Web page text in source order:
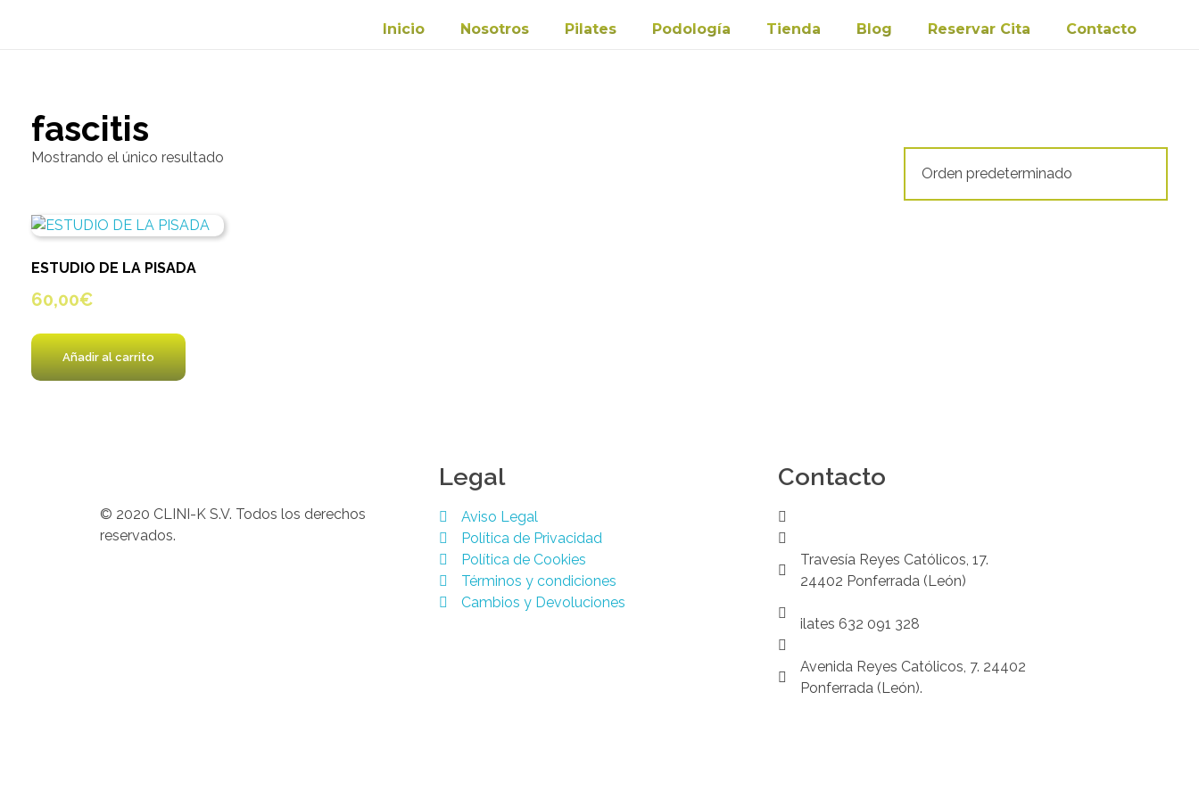
Inicio Nosotros Pilates Podología Tienda Blog Reservar Cita Contacto
fascitis
Mostrando el único resultado
ESTUDIO DE LA PISADA
60,00€
Añadir al carrito
© 2020 CLINI-K S.V. Todos los derechos
reservados.
Legal
Aviso Legal
Política de Privacidad
Política de Cookies
Términos y condiciones
Cambios y Devoluciones
Contacto
Travesía Reyes Católicos, 17.
24402 Ponferrada (León)
ilates 632 091 328
Avenida Reyes Católicos, 7. 24402
Ponferrada (León).